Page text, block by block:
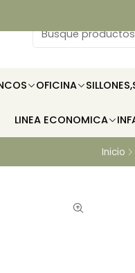
OFICINA
LINEA ECONOMICA
Inicio